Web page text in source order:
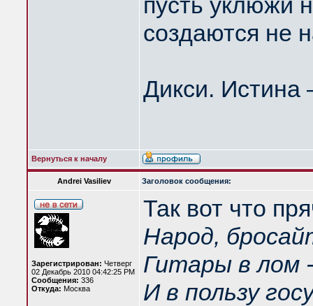
создаются не
Дикси. Истина
Вернуться к началу
Andrei Vasiliev Заголовок сообщения:
Зарегистрирован: Четверг
02 Декабрь 2010 04:42:25 PM
Сообщения: 336
Откуда: Москва
Так вот что
Народ,
Гитары в лом
И в пользу